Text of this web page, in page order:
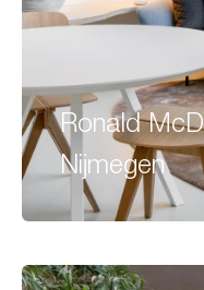
Ronald
Nijmegen